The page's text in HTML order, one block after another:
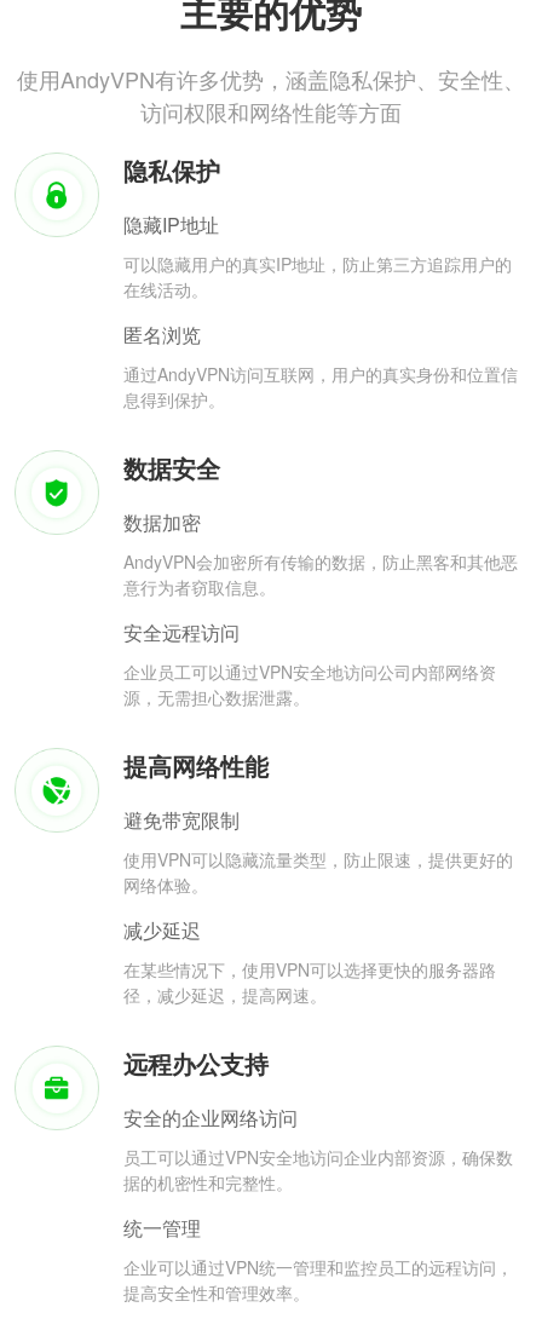
主要的优势
使用AndyVPN有许多优势，涵盖隐私保护、安全性、
访问权限和网络性能等方面
隐私保护
隐藏IP地址
可以隐藏用户的真实IP地址，防止第三方追踪用户的
在线活动。
匿名浏览
通过AndyVPN访问互联网，用户的真实身份和位置信
息得到保护。
数据安全
数据加密
AndyVPN会加密所有传输的数据，防止黑客和其他恶
意行为者窃取信息。
安全远程访问
企业员工可以通过VPN安全地访问公司内部网络资
源，无需担心数据泄露。
提高网络性能
避免带宽限制
使用VPN可以隐藏流量类型，防止限速，提供更好的
网络体验。
减少延迟
在某些情况下，使用VPN可以选择更快的服务器路
径，减少延迟，提高网速。
远程办公支持
安全的企业网络访问
员工可以通过VPN安全地访问企业内部资源，确保数
据的机密性和完整性。
统一管理
企业可以通过VPN统一管理和监控员工的远程访问，
提高安全性和管理效率。